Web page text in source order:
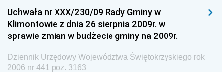
Uchwała nr XXX/230/09 Rady Gminy w
Klimontowie z dnia 26 sierpnia 2009r. w
sprawie zmian w budżecie gminy na 2009r.
Dziennik Urzędowy Województwa Świętokrzyskiego rok
2006 nr 441 poz. 3163